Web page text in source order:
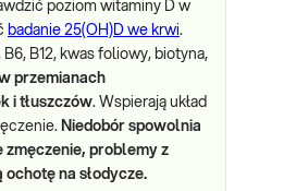
poziom witaminy D w
badanie 25(OH)D we krwi.
B6, B12, kwas foliowy, biotyna,
przemianach
i tłuszczów. Wspierają układ
Niedobór spowolnia
zmęczenie, problemy z
na słodycze.